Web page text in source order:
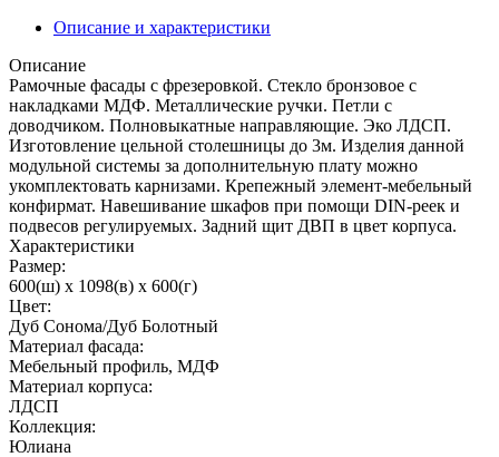
Описание и характеристики
Описание
Рамочные фасады с фрезеровкой. Стекло бронзовое с
накладками МДФ. Металлические ручки. Петли с
доводчиком. Полновыкатные направляющие. Эко ЛДСП.
Изготовление цельной столешницы до 3м. Изделия данной
модульной системы за дополнительную плату можно
укомплектовать карнизами. Крепежный элемент-мебельный
конфирмат. Навешивание шкафов при помощи DIN-реек и
подвесов регулируемых. Задний щит ДВП в цвет корпуса.
Характеристики
Размер:
600(ш) x 1098(в) x 600(г)
Цвет:
Дуб Сонома/Дуб Болотный
Материал фасада:
Мебельный профиль, МДФ
Материал корпуса:
ЛДСП
Коллекция:
Юлиана